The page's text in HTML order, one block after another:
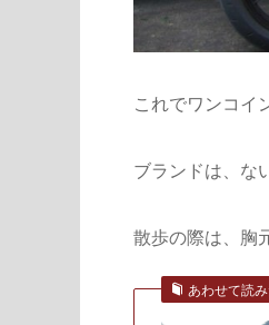
これでワンコイ
ブランドは、な
散歩の際は、胸
あわせて読